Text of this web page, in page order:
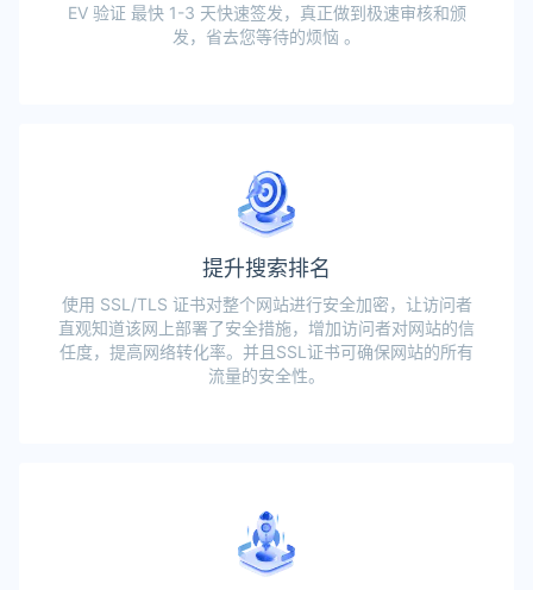
EV 验证 最快 1-3 天快速签发，真正做到极速审核和颁
发，省去您等待的烦恼 。
提升搜索排名
使用 SSL/TLS 证书对整个网站进行安全加密，让访问者
直观知道该网上部署了安全措施，增加访问者对网站的信
任度，提高网络转化率。并且SSL证书可确保网站的所有
流量的安全性。